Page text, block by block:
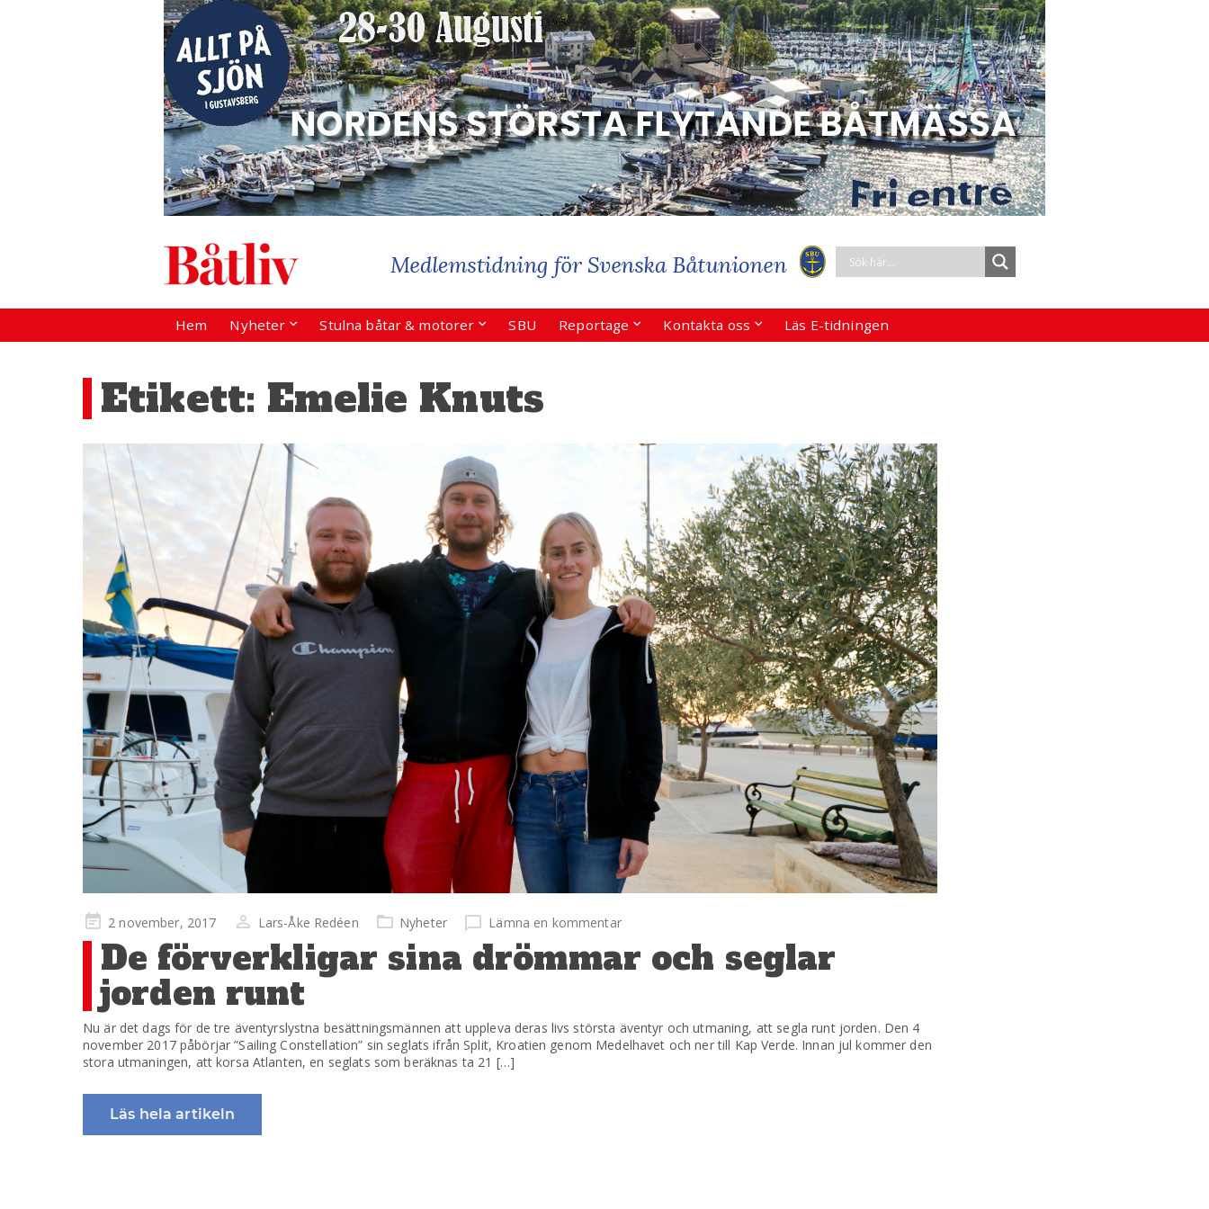
Hem Nyheter Stulna båtar & motorer SBU Reportage Kontakta oss Läs E-tidningen
Etikett: Emelie Knuts
Publicerad
på
2 november, 2017 Lars-Åke Redéen Nyheter Lämna en kommentar
De förverkligar sina drömmar och seglar
jorden runt
Nu är det dags för de tre äventyrslystna besättningsmännen att uppleva deras livs största äventyr och utmaning, att segla runt jorden. Den 4
november 2017 påbörjar ”Sailing Constellation” sin seglats ifrån Split, Kroatien genom Medelhavet och ner till Kap Verde. Innan jul kommer den
stora utmaningen, att korsa Atlanten, en seglats som beräknas ta 21 […]
Läs hela artikeln